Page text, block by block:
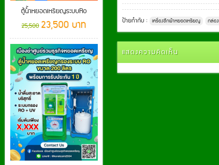
ตู้น้ำหยอดเหรียญระบบRo
25,500 23,500 บาท ป้ายกำกับ : เครื่องซักผ้าหยอดเหรียญ กล่อ
แสดงความคิดเห็น